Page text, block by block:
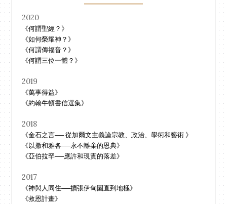
2020
《何謂聖經？》
《如何榮耀神？》
《何謂傳福音？》
《何謂三位一體？》
2019
《萬事得益》
《約翰牛頓書信選集》
2018
《金石之言── 從加爾文主義論宗教、政治、學術和藝術 》
《以撒和雅各──永不離棄的恩典》
《亞伯拉罕──應許和現實的落差》
2017
《神與人同住──擴張伊甸園直到地極》
《救恩計畫》